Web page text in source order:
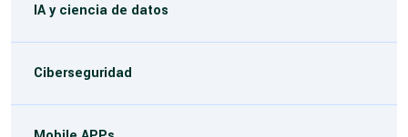
IA y ciencia de datos
Ciberseguridad